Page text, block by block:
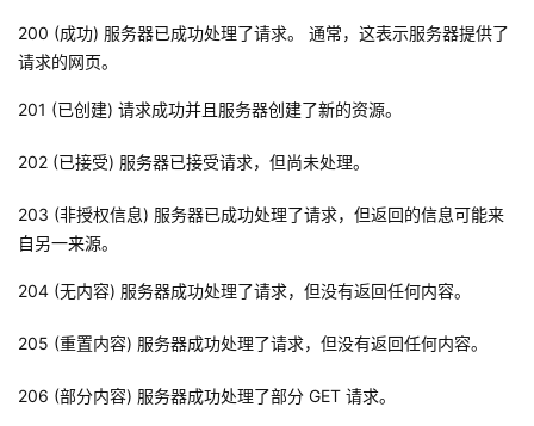
坛
圈
的
我
动
关
注
的
我
证
实
验
的
收
技
持
的
建
议
200 (成功) 服务器已成功处理了请求。 通常，这表示服务器提供了
请求的网页。
201 (已创建) 请求成功并且服务器创建了新的资源。
202 (已接受) 服务器已接受请求，但尚未处理。
203 (非授权信息) 服务器已成功处理了请求，但返回的信息可能来
自另一来源。
204 (无内容) 服务器成功处理了请求，但没有返回任何内容。
205 (重置内容) 服务器成功处理了请求，但没有返回任何内容。
206 (部分内容) 服务器成功处理了部分 GET 请求。